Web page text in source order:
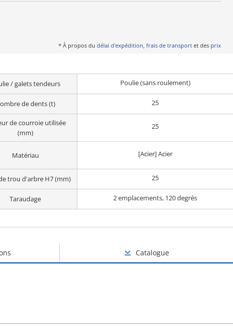
* À propos du délai d'expédition, frais de transport et des prix
/ galets tendeurs Poulie (sans roulement)
de dents (t) 25
de courroie utilisée
(mm)
25
Matériau [Acier] Acier
trou d'arbre H7 (mm) 25
Taraudage 2 emplacements, 120 degrés
Catalogue